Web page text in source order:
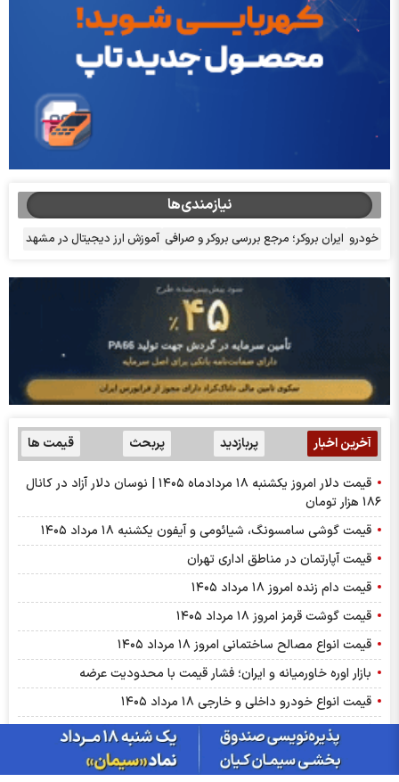
نیازمندی‌ها
خودرو ایران بروکر؛ مرجع بررسی بروکر و صرافی آموزش ارز دیجیتال در مشهد
آخرین اخبار پربازدید پربحث قیمت ها
قیمت دلار امروز یکشنبه ۱۸ مردادماه ۱۴۰۵ | نوسان دلار آزاد در کانال
۱۸۶ هزار تومان
قیمت گوشی سامسونگ، شیائومی و آیفون یکشنبه ۱۸ مرداد ۱۴۰۵
قیمت آپارتمان در مناطق اداری تهران
قیمت دام زنده امروز ۱۸ مرداد ۱۴۰۵
قیمت گوشت قرمز امروز ۱۸ مرداد ۱۴۰۵
قیمت انواع مصالح ساختمانی امروز ۱۸ مرداد ۱۴۰۵
بازار اوره خاورمیانه و ایران؛ فشار قیمت با محدودیت عرضه
قیمت انواع خودرو داخلی و خارجی ۱۸ مرداد ۱۴۰۵
گزارش عرضه‌های روزانه بورس انرژی ایران | هجدهم مردادماه ۱۴۰۵
قیمت دلار توافقی امروز یکشنبه ۱۸ مرداد ۱۴۰۵